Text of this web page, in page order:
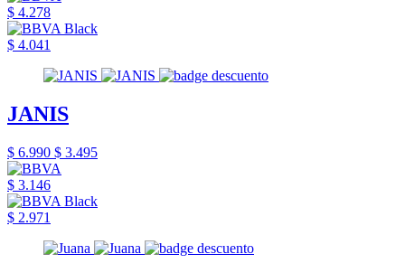
$ 4.278
$ 4.041
JANIS
$ 6.990 $ 3.495
$ 3.146
$ 2.971